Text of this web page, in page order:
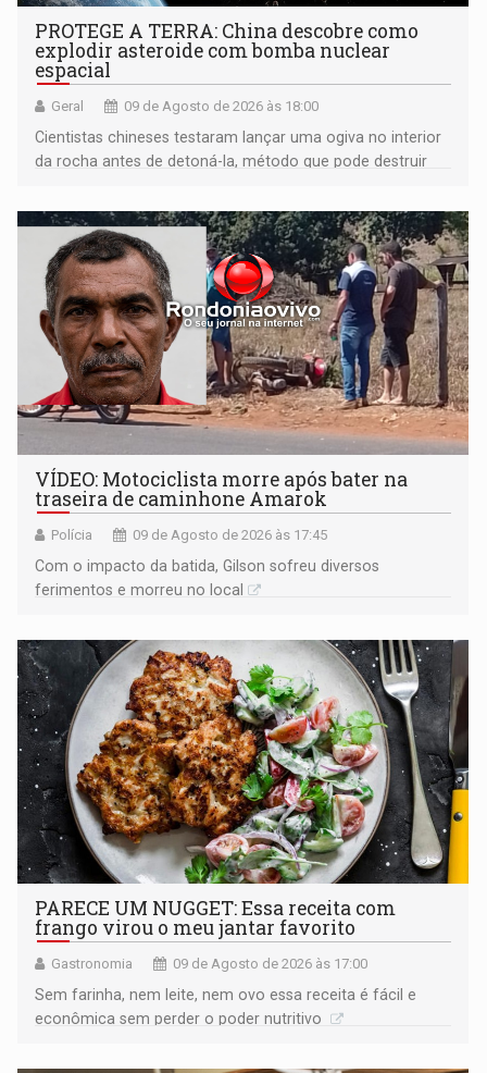
PROTEGE A TERRA: China descobre como
explodir asteroide com bomba nuclear
espacial
Geral 09 de Agosto de 2026 às 18:00
Cientistas chineses testaram lançar uma ogiva no interior
da rocha antes de detoná-la, método que pode destruir
VÍDEO: Motociclista morre após bater na
traseira de caminhone Amarok
Polícia 09 de Agosto de 2026 às 17:45
​Com o impacto da batida, Gilson sofreu diversos
ferimentos e morreu no local
PARECE UM NUGGET: Essa receita com
frango virou o meu jantar favorito
Gastronomia 09 de Agosto de 2026 às 17:00
Sem farinha, nem leite, nem ovo essa receita é fácil e
econômica sem perder o poder nutritivo